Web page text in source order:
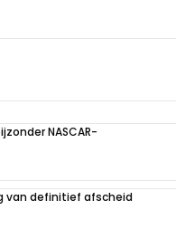
NASCAR-
van definitief afscheid